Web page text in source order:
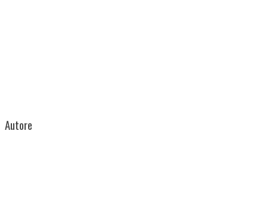
Autore